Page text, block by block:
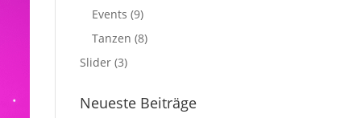
Events (9)
Tanzen (8)
Slider(3)
Neueste Beiträge